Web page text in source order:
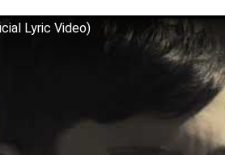
Lyric Video)